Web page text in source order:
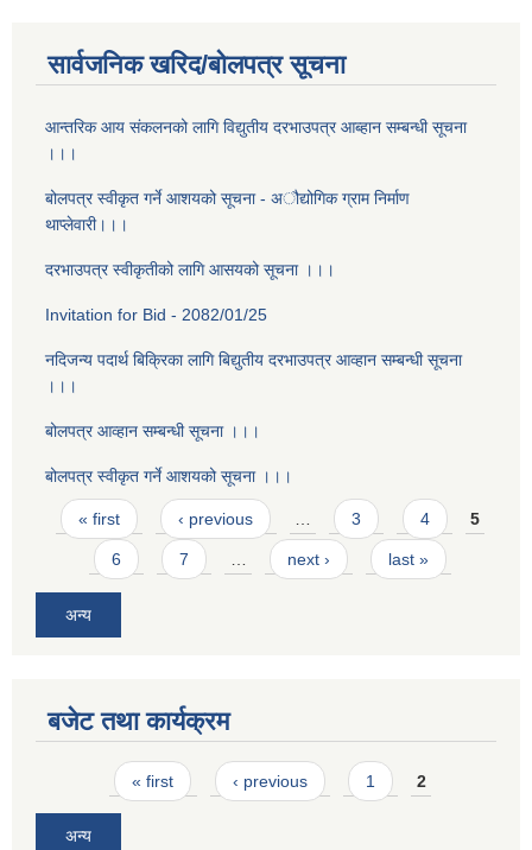
सार्वजनिक खरिद/बोलपत्र सूचना
आन्तरिक आय संकलनको लागि विद्युतीय दरभाउपत्र आब्हान सम्बन्धी सूचना
।।।
बोलपत्र स्वीकृत गर्ने आशयको सूचना - अौद्योगिक ग्राम निर्माण
थाप्लेवारी।।।
दरभाउपत्र स्वीकृतीको लागि आसयको सूचना ।।।
Invitation for Bid - 2082/01/25
नदिजन्य पदार्थ बिक्रिका लागि बिद्युतीय दरभाउपत्र आव्हान सम्बन्धी सूचना
।।।
बोलपत्र आव्हान सम्बन्धी सूचना ।।।
बोलपत्र स्वीकृत गर्ने आशयको सूचना ।।।
Pages
« first ‹ previous … 3 4 5
6 7 … next › last »
अन्य
बजेट तथा कार्यक्रम
Pages« first ‹ previous 1 2
अन्य